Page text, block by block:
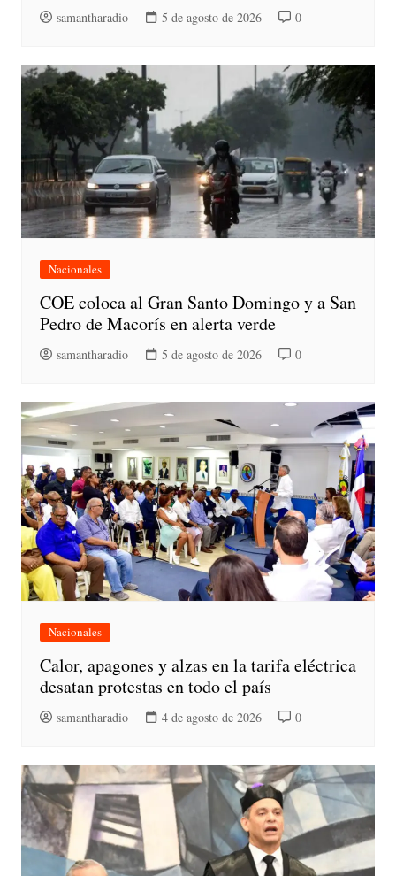
samantharadio 5 de agosto de 2026 0
Nacionales
COE coloca al Gran Santo Domingo y a San
Pedro de Macorís en alerta verde
samantharadio 5 de agosto de 2026 0
Nacionales
Calor, apagones y alzas en la tarifa eléctrica
desatan protestas en todo el país
samantharadio 4 de agosto de 2026 0